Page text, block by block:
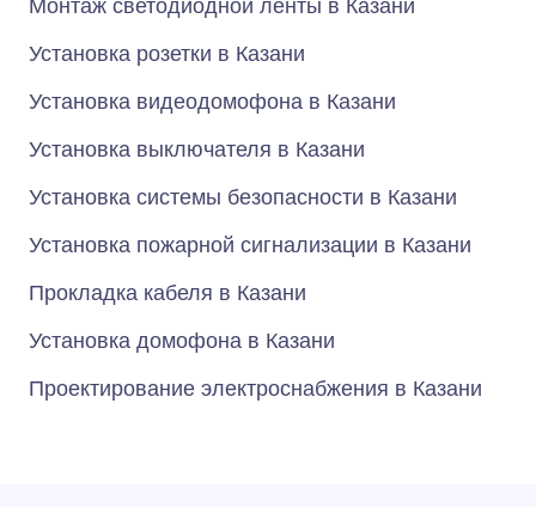
Монтаж светодиодной ленты в Казани
Установка розетки в Казани
Установка видеодомофона в Казани
Установка выключателя в Казани
Установка системы безопасности в Казани
Установка пожарной сигнализации в Казани
Прокладка кабеля в Казани
Установка домофона в Казани
Проектирование электроснабжения в Казани